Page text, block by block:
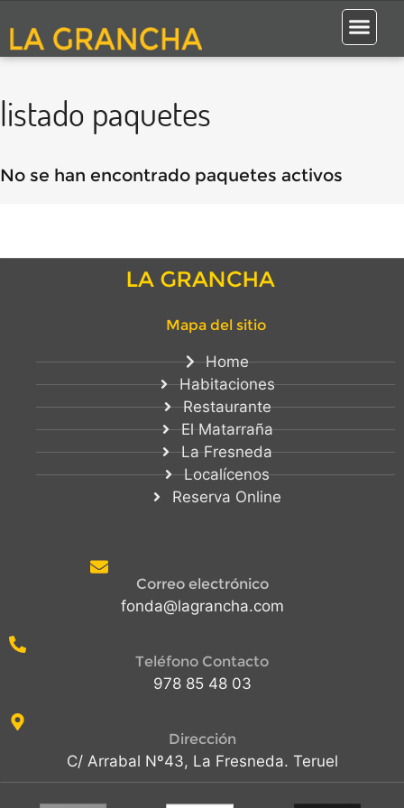
listado paquetes
No se han encontrado paquetes activos
Mapa del sitio
Home
Habitaciones
Restaurante
El Matarraña
La Fresneda
Localícenos
Reserva Online
Correo electrónico
fonda@lagrancha.com
Teléfono Contacto
978 85 48 03
Dirección
C/ Arrabal Nº43, La Fresneda. Teruel